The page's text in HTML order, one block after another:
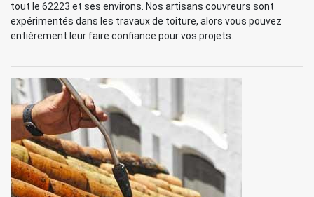
tout le 62223 et ses environs. Nos artisans couvreurs sont
expérimentés dans les travaux de toiture, alors vous pouvez
entièrement leur faire confiance pour vos projets.